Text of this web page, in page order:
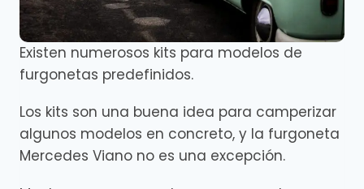
Existen numerosos kits para modelos de
furgonetas predefinidos.
Los kits son una buena idea para camperizar
algunos modelos en concreto, y la furgoneta
Mercedes Viano no es una excepción.